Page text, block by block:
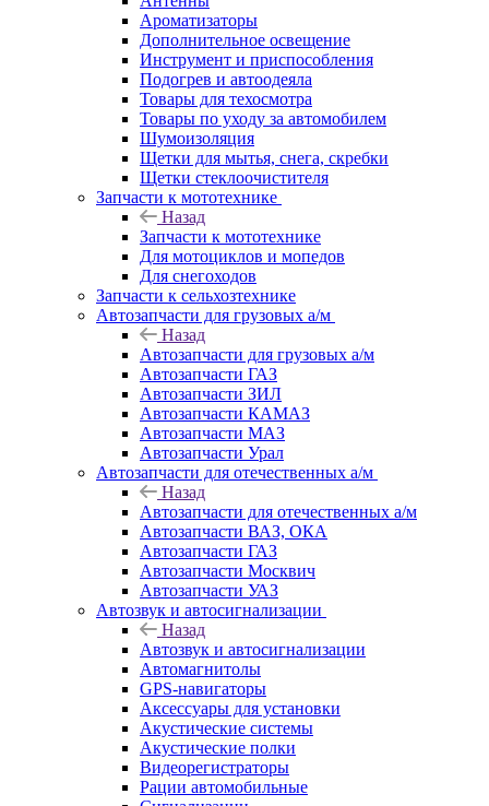
Ароматизаторы
Дополнительное освещение
Инструмент и приспособления
Подогрев и автоодеяла
Товары для техосмотра
Товары по уходу за автомобилем
Шумоизоляция
Щетки для мытья, снега, скребки
Щетки стеклоочистителя
Запчасти к мототехнике
Назад
Запчасти к мототехнике
Для мотоциклов и мопедов
Для снегоходов
Запчасти к сельхозтехнике
Автозапчасти для грузовых а/м
Назад
Автозапчасти для грузовых а/м
Автозапчасти ГАЗ
Автозапчасти ЗИЛ
Автозапчасти КАМАЗ
Автозапчасти МАЗ
Автозапчасти Урал
Автозапчасти для отечественных а/м
Назад
Автозапчасти для отечественных а/м
Автозапчасти ВАЗ, ОКА
Автозапчасти ГАЗ
Автозапчасти Москвич
Автозапчасти УАЗ
Автозвук и автосигнализации
Назад
Автозвук и автосигнализации
Автомагнитолы
GPS-навигаторы
Аксессуары для установки
Акустические системы
Акустические полки
Видеорегистраторы
Рации автомобильные